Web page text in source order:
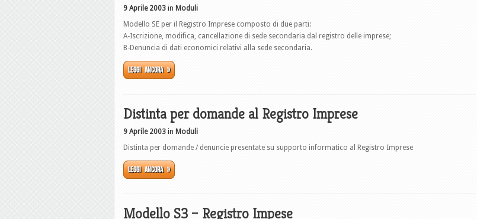
9 Aprile 2003 in Moduli
Modello SE per il Registro Imprese composto di due parti:
A-Iscrizione, modifica, cancellazione di sede secondaria dal registro delle imprese;
B-Denuncia di dati economici relativi alla sede secondaria.
Leggi ancora »
Distinta per domande al Registro Imprese
9 Aprile 2003 in Moduli
Distinta per domande / denuncie presentate su supporto informatico al Registro Imprese
Leggi ancora »
Modello S3 – Registro Impese